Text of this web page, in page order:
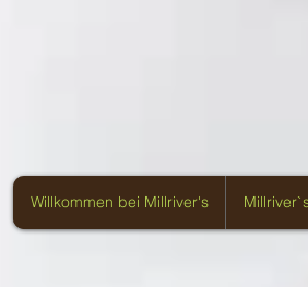
Willkommen bei Millriver's